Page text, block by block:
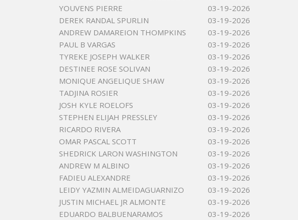
YOUVENS PIERRE
03-19-2026
DEREK RANDAL SPURLIN
03-19-2026
ANDREW DAMAREION THOMPKINS
03-19-2026
PAUL B VARGAS
03-19-2026
TYREKE JOSEPH WALKER
03-19-2026
DESTINEE ROSE SOLIVAN
03-19-2026
MONIQUE ANGELIQUE SHAW
03-19-2026
TADJINA ROSIER
03-19-2026
JOSH KYLE ROELOFS
03-19-2026
STEPHEN ELIJAH PRESSLEY
03-19-2026
RICARDO RIVERA
03-19-2026
OMAR PASCAL SCOTT
03-19-2026
SHEDRICK LARON WASHINGTON
03-19-2026
ANDREW M ALBINO
03-19-2026
FADIEU ALEXANDRE
03-19-2026
LEIDY YAZMIN ALMEIDAGUARNIZO
03-19-2026
JUSTIN MICHAEL JR ALMONTE
03-19-2026
EDUARDO BALBUENARAMOS
03-19-2026